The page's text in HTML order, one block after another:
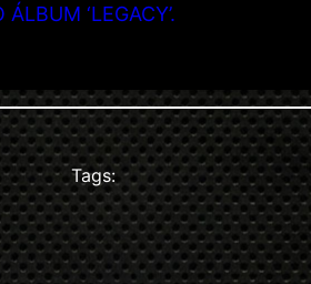
‘LEGACY’.
Tags: